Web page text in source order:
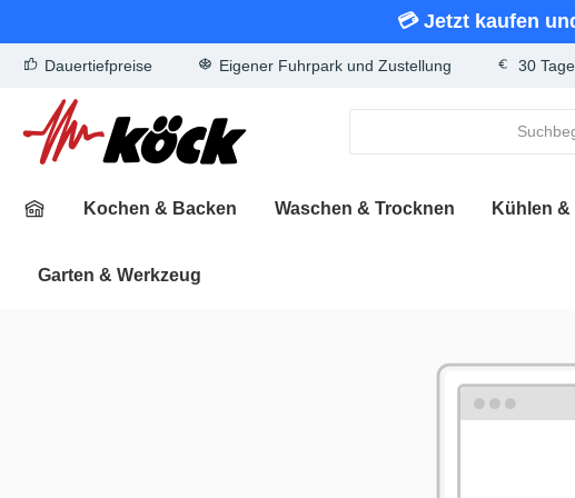
💳 Jetzt kaufen
Dauertiefpreise Eigener Fuhrpark und Zustellung 30
Kochen & Backen Waschen & Trocknen Kühlen &
Garten & Werkzeug